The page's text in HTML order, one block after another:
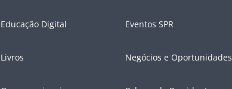
Educação Digital Eventos SPR
Livros Negócios e Oportunidades